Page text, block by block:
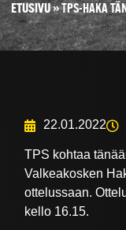
ETUSIVU»TPS-HAKA
22.01.2022
TPS kohtaa
Valkeakosken
ottelussaan.
kello 16.15.